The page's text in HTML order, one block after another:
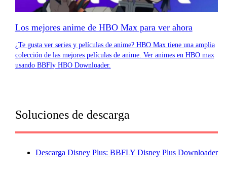
Los mejores anime de HBO Max para ver ahora
¿Te gusta ver series y películas de anime? HBO Max tiene una amplia
colección de las mejores películas de anime. Ver animes en HBO max
usando BBFly HBO Downloader.
Soluciones de descarga
Descarga Disney Plus: BBFLY Disney Plus Downloader